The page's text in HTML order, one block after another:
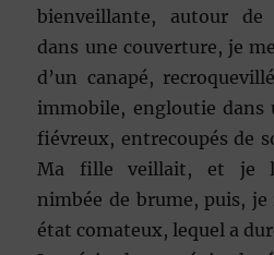
bienveillante, autour de
dans une couverture, je
d’un canapé,
immobile, engloutie dans
fiévreux, entrecoupés de
Ma fille veillait, et je
nimbée de brume, puis, je
état comateux, lequel a